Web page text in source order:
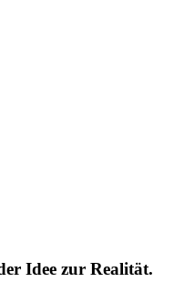
Idee zur Realität.